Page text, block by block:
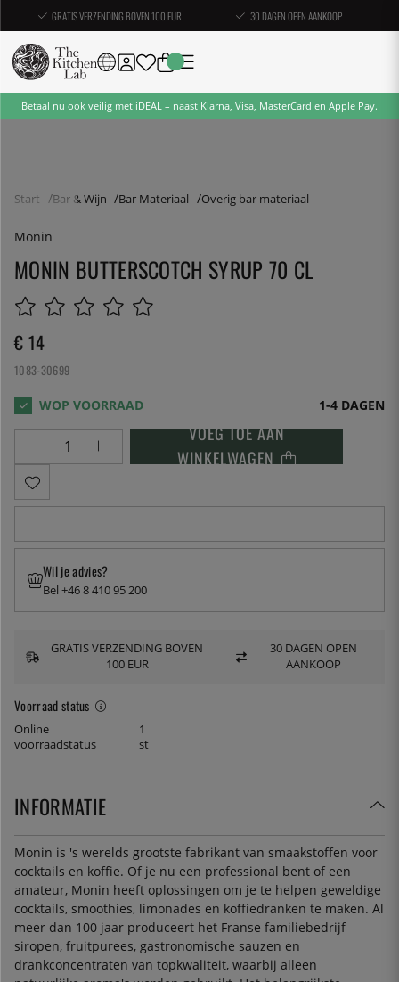
GRATIS VERZENDING BOVEN 100 EUR 30 DAGEN OPEN AANKOOP
Betaal nu ook veilig met iDEAL – naast Klarna, Visa, MasterCard en Apple Pay.
Start Bar & Wijn Bar Materiaal Overig bar materiaal
Monin
MONIN BUTTERSCOTCH SYRUP 70 CL
€ 14
1083-30699
1-4 DAGEN
VOEG TOE AAN
WINKELWAGEN
Voorraad status
Online
voorraadstatus
1
st
Wil je advies?
Bel +46 8 410 95 200
GRATIS VERZENDING BOVEN
100 EUR
30 DAGEN OPEN
AANKOOP
INFORMATIE
Monin is 's werelds grootste fabrikant van smaakstoffen voor
cocktails en koffie. Of je nu een professional bent of een
amateur, Monin heeft oplossingen om je te helpen geweldige
cocktails, smoothies, limonades en koffiedranken te maken. Al
meer dan 100 jaar produceert het Franse familiebedrijf
siropen, fruitpurees, gastronomische sauzen en
drankconcentraten van topkwaliteit, waarbij alleen